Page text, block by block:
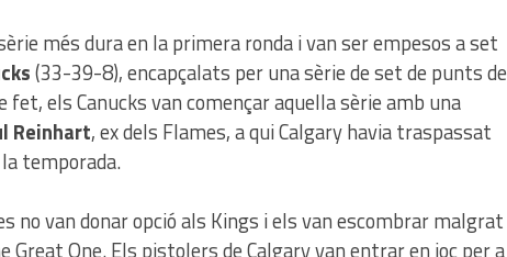
més dura en la primera ronda i van ser empesos a set
(33-39-8), encapçalats per una sèrie de set de punts de
fet, els Canucks van començar aquella sèrie amb una
Reinhart, ex dels Flames, a qui Calgary havia traspassat
temporada.
no van donar opció als Kings i els van escombrar malgrat
Great One. Els pistolers de Calgary van entrar en joc per a